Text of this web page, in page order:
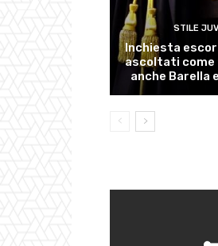
STILE
Inchiesta
ascoltati
anche Barella